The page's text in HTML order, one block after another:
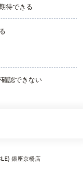
待できる
認できない
銀座京橋店